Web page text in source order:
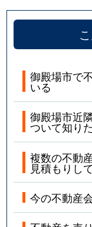
御殿場市で
いる
御殿場市近
ついて知り
複数の不動
見積もりし
今の不動産